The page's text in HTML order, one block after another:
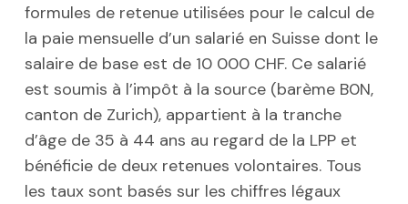
formules de retenue utilisées pour le calcul de
la paie mensuelle d’un salarié en Suisse dont le
salaire de base est de 10 000 CHF. Ce salarié
est soumis à l’impôt à la source (barème B0N,
canton de Zurich), appartient à la tranche
d’âge de 35 à 44 ans au regard de la LPP et
bénéficie de deux retenues volontaires. Tous
les taux sont basés sur les chiffres légaux